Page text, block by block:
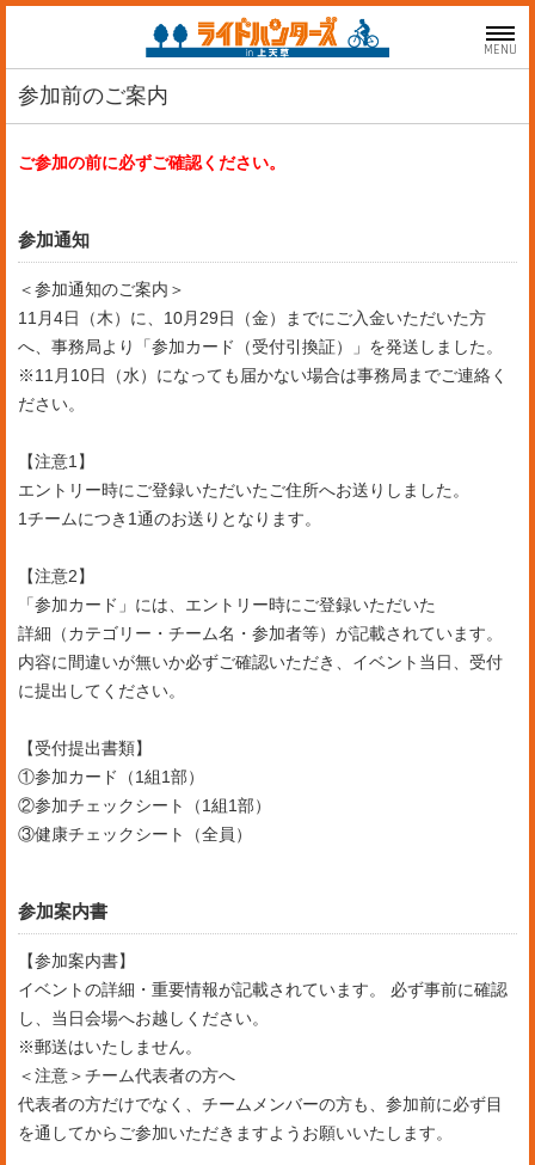
MENU
参加前のご案内
ご参加の前に必ずご確認ください。
参加通知
＜参加通知のご案内＞
11月4日（木）に、10月29日（金）までにご入金いただいた方
へ、事務局より「参加カード（受付引換証）」を発送しました。
※11月10日（水）になっても届かない場合は事務局までご連絡く
ださい。
【注意1】
エントリー時にご登録いただいたご住所へお送りしました。
1チームにつき1通のお送りとなります。
【注意2】
「参加カード」には、エントリー時にご登録いただいた
詳細（カテゴリー・チーム名・参加者等）が記載されています。
内容に間違いが無いか必ずご確認いただき、イベント当日、受付
に提出してください。
【受付提出書類】
①参加カード（1組1部）
②参加チェックシート（1組1部）
③健康チェックシート（全員）
参加案内書
【参加案内書】
イベントの詳細・重要情報が記載されています。 必ず事前に確認
し、当日会場へお越しください。
※郵送はいたしません。
＜注意＞チーム代表者の方へ
代表者の方だけでなく、チームメンバーの方も、参加前に必ず目
を通してからご参加いただきますようお願いいたします。